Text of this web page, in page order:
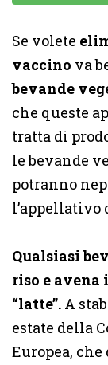
Se volete
vaccino va
bevande
che queste
tratta di
le bevande
potranno
l’appellativo
Qualsiasi
riso e
“latte”. A
estate della
Europea,